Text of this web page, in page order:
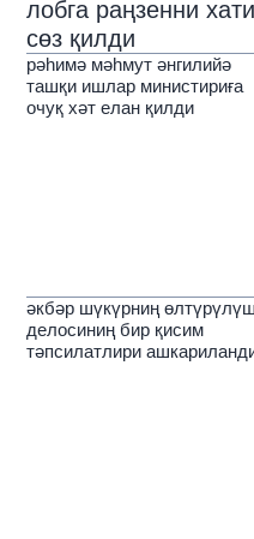
лобга раңзенни
сөз қилди
рәһимә мәһмут әнгилийә
ташқи ишлар министириға
очуқ хәт елан қилди
әкбәр шүкүрниң өлтүрүлүш
делосиниң бир қисим
тәпсилатлири